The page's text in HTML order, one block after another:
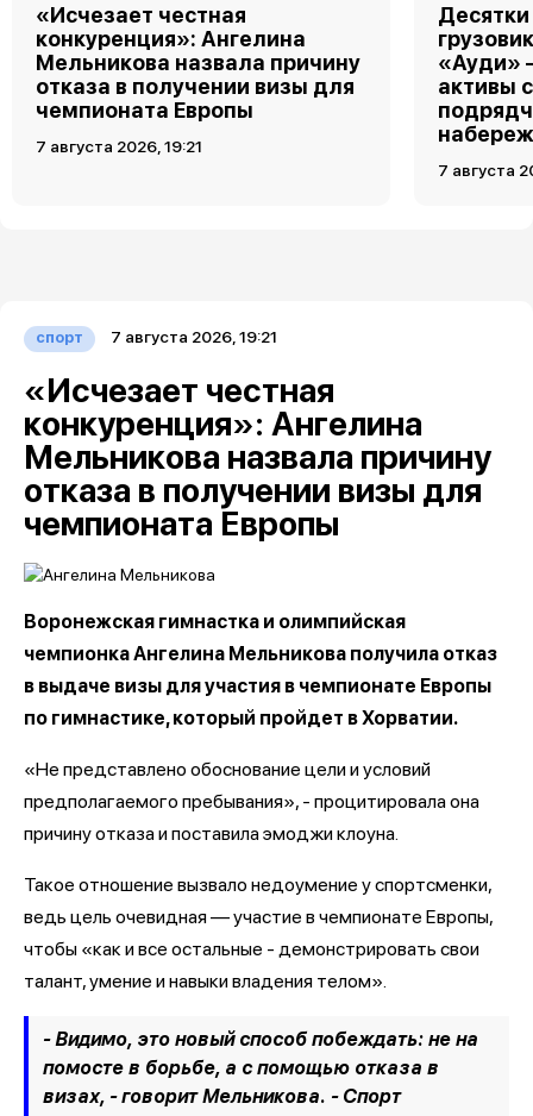
«Исчезает честная
конкуренция»: Ангелина
Мельникова назвала причину
отказа в получении визы для
чемпионата Европы
7 августа 2026, 19:21
«Ауди»
активы
7 августа
спорт 7 августа 2026, 19:21
«Исчезает честная
конкуренция»: Ангелина
Мельникова назвала причину
отказа в получении визы для
чемпионата Европы
Воронежская гимнастка и олимпийская
чемпионка Ангелина Мельникова получила отказ
в выдаче визы для участия в чемпионате Европы
по гимнастике, который пройдет в Хорватии.
«Не представлено обоснование цели и условий
предполагаемого пребывания», - процитировала она
причину отказа и поставила эмоджи клоуна.
Такое отношение вызвало недоумение у спортсменки,
ведь цель очевидная — участие в чемпионате Европы,
чтобы «как и все остальные - демонстрировать свои
талант, умение и навыки владения телом».
- Видимо, это новый способ побеждать: не на
помосте в борьбе, а с помощью отказа в
визах, - говорит Мельникова. - Спорт